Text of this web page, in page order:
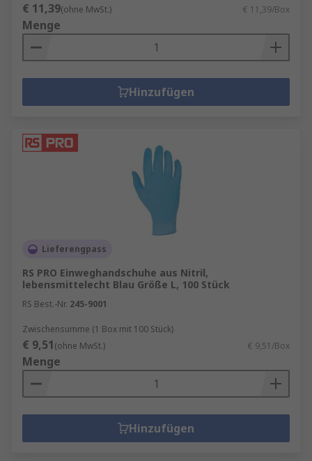
€ 11,39(ohne MwSt.) € 11,39/Box
Menge
Hinzufügen
Lieferengpass
RS PRO Einweghandschuhe aus Nitril,
lebensmittelecht Blau Größe L, 100 Stück
RS Best.-Nr. 245-9001
Zwischensumme (1 Box mit 100 Stück)
€ 9,51(ohne MwSt.) € 9,51/Box
Menge
Hinzufügen